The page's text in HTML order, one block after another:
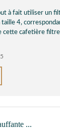
à fait utiliser un
taille 4,
cette cafetière
...